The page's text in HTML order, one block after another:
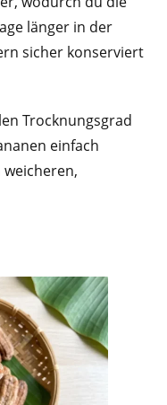
länger in der
sicher konserviert
Trocknungsgrad
einfach